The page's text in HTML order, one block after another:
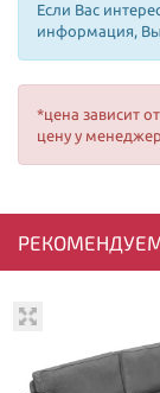
Если Вас
информация, Вы
*цена зависит
цену у